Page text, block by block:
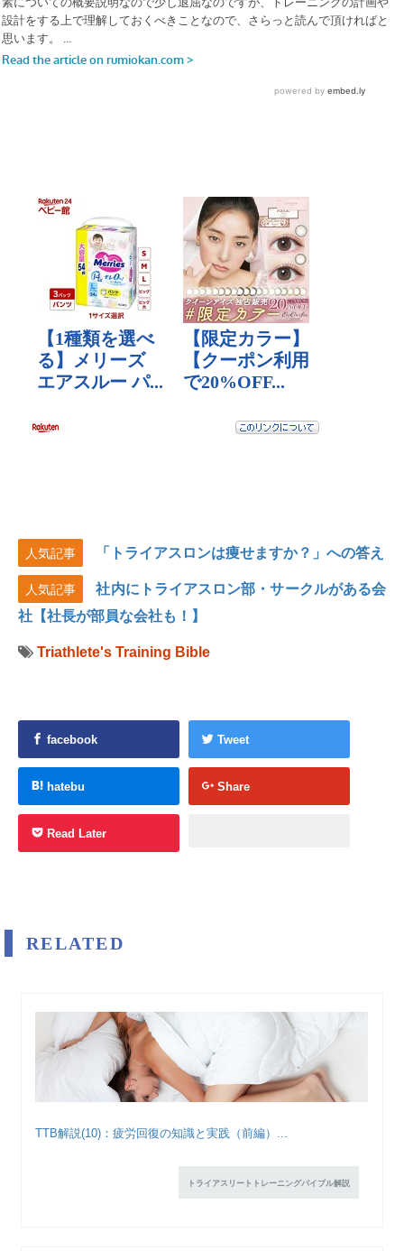
人気記事 「トライアスロンは痩せますか？」への答え
人気記事
社内にトライアスロン部・サークルがある会
社【社長が部員な会社も！】
Triathlete's Training Bible
facebook Tweet
hatebu Share
Read Later
RELATED
TTB解説(10)：疲労回復の知識と実践（前編）...
トライアスリートトレーニングバイブル解説